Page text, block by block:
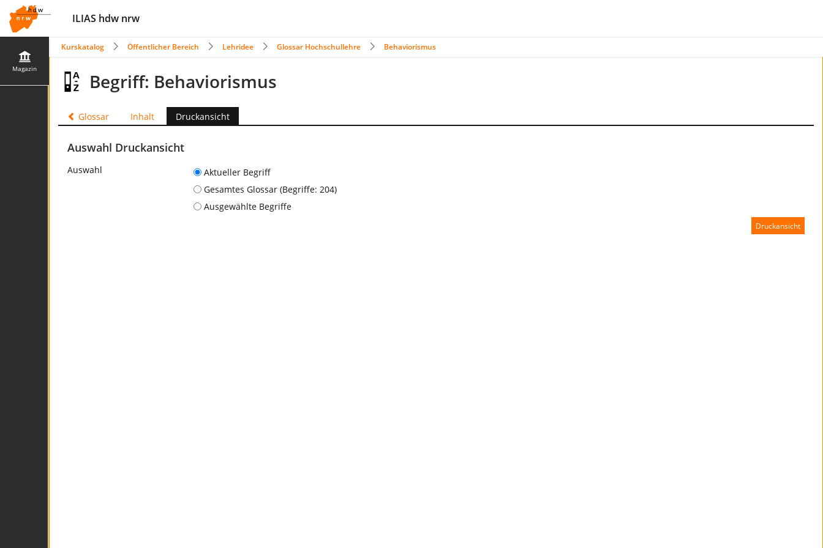
ILIAS hdw nrw
Magazin
Kurskatalog Öffentlicher Bereich Lehridee Glossar Hochschullehre Behaviorismus
Begriff: Behaviorismus
Glossar Inhalt Druckansicht
Auswahl Druckansicht
Auswahl
Aktueller Begriff
Gesamtes Glossar (Begriffe: 204)
Ausgewählte Begriffe